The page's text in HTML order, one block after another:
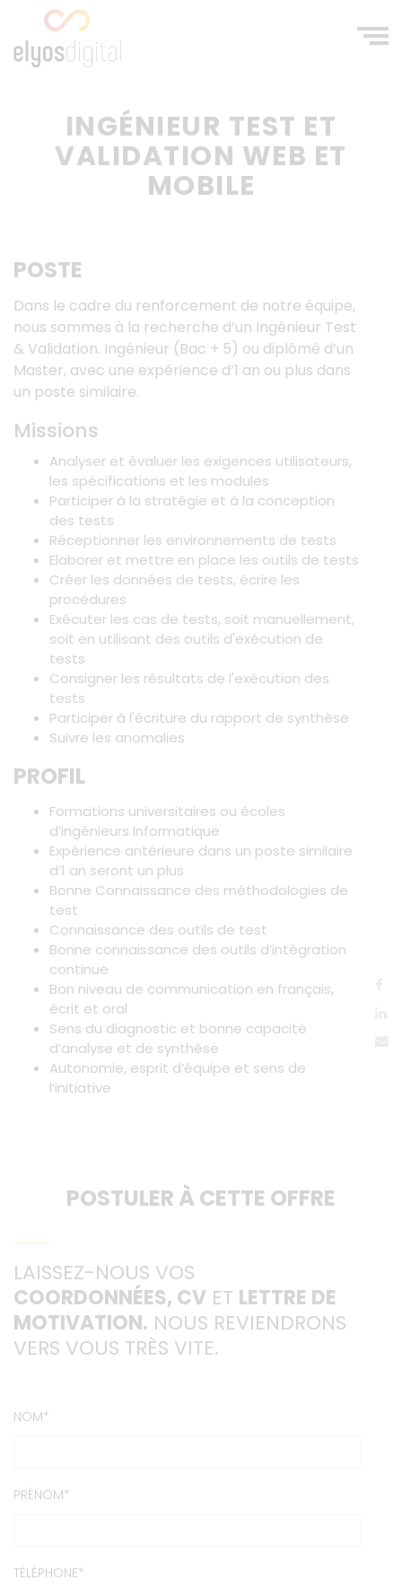
Aller
au
INGÉNIEUR TEST ET
VALIDATION WEB ET
MOBILE
POSTE
Dans le cadre du renforcement de notre équipe,
nous sommes à la recherche d’un Ingénieur Test
& Validation. Ingénieur (Bac + 5) ou diplômé d’un
Master, avec une expérience d’1 an ou plus dans
un poste similaire.
Missions
Analyser et évaluer les exigences utilisateurs,
les spécifications et les modules
Participer à la stratégie et à la conception
des tests
Réceptionner les environnements de tests
Elaborer et mettre en place les outils de tests
Créer les données de tests, écrire les
procédures
Exécuter les cas de tests, soit manuellement,
soit en utilisant des outils d'exécution de
tests
Consigner les résultats de l'exécution des
tests
Participer à l'écriture du rapport de synthèse
Suivre les anomalies
PROFIL
Formations universitaires ou écoles
d’ingénieurs Informatique
Expérience antérieure dans un poste similaire
d’1 an seront un plus
Bonne Connaissance des méthodologies de
test
Connaissance des outils de test
Bonne connaissance des outils d’intégration
continue
Bon niveau de communication en français,
écrit et oral
Sens du diagnostic et bonne capacité
d’analyse et de synthèse
Autonomie, esprit d’équipe et sens de
l’initiative
POSTULER À CETTE OFFRE
LAISSEZ-NOUS VOS
COORDONNÉES, CV ET LETTRE DE
MOTIVATION. NOUS REVIENDRONS
VERS VOUS TRÈS VITE.
NOM
PRÉNOM
TÉLÉPHONE